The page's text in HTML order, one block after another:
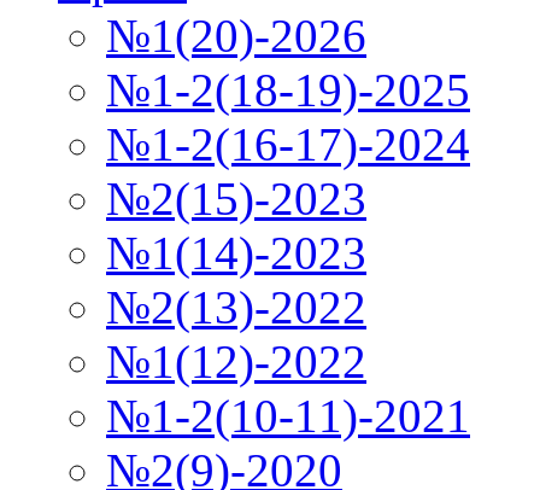
№1(20)-2026
№1-2(18-19)-2025
№1-2(16-17)-2024
№2(15)-2023
№1(14)-2023
№2(13)-2022
№1(12)-2022
№1-2(10-11)-2021
№2(9)-2020